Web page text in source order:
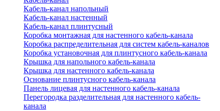
Кабель-канал напольный
Кабель-канал настенный
Кабель-канал плинтусный
Коробка монтажная для настенного кабель-канала
Коробка распределительная для систем кабель-каналов
Коробка установочная для плинтусного кабель-канала
Крышка для напольного кабель-канала
Крышка для настенного кабель-канала
Основание плинтусного кабель-канала
Панель лицевая для настенного кабель-канала
Перегородка разделительная для настенного кабель-
канала